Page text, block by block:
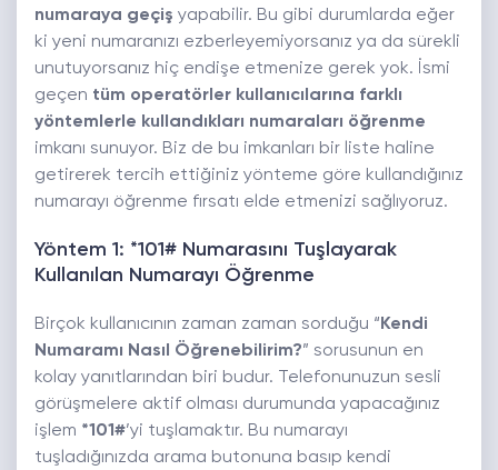
numaraya geçiş yapabilir. Bu gibi durumlarda eğer
ki yeni numaranızı ezberleyemiyorsanız ya da sürekli
unutuyorsanız hiç endişe etmenize gerek yok. İsmi
geçen tüm operatörler kullanıcılarına farklı
yöntemlerle kullandıkları numaraları öğrenme
imkanı sunuyor. Biz de bu imkanları bir liste haline
getirerek tercih ettiğiniz yönteme göre kullandığınız
numarayı öğrenme fırsatı elde etmenizi sağlıyoruz.
Yöntem 1: *101# Numarasını Tuşlayarak
Kullanılan Numarayı Öğrenme
Birçok kullanıcının zaman zaman sorduğu “ Kendi
Numaramı Nasıl Öğrenebilirim?” sorusunun en
kolay yanıtlarından biri budur. Telefonunuzun sesli
görüşmelere aktif olması durumunda yapacağınız
işlem *101#’yi tuşlamaktır. Bu numarayı
tuşladığınızda arama butonuna basıp kendi